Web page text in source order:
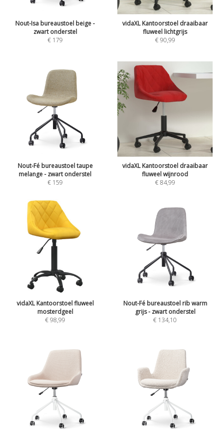
Nout-Isa bureaustoel beige -
zwart onderstel
€ 179
vidaXL Kantoorstoel draaibaar
fluweel lichtgrijs
€90,99
Nout-Fé bureaustoel taupe
melange - zwart onderstel
€ 159
vidaXL Kantoorstoel draaibaar
fluweel wijnrood
€84,99
vidaXL Kantoorstoel fluweel
mosterdgeel
€98,99
Nout-Fé bureaustoel rib warm
grijs - zwart onderstel
€ 134,10